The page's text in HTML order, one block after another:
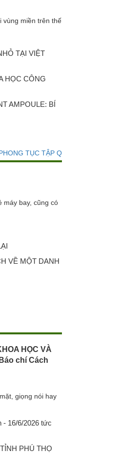
vùng miền trên thế
TẠI VIỆT
HỌC CÔNG
AMPOULE: BÍ
TỤC TẬP QUÁN
bay, cũng có
VỀ MỘT DANH
HỌC VÀ
chí Cách
giọng nói hay
16/6/2026 tức
PHÚ THỌ